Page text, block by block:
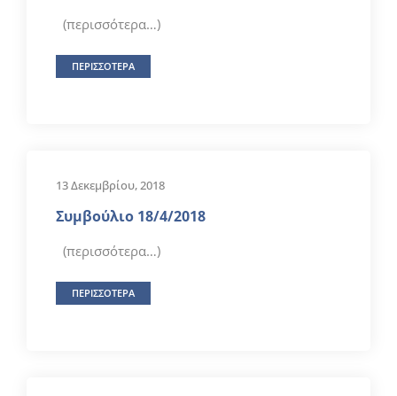
(περισσότερα…)
ΠΕΡΙΣΣΟΤΕΡΑ
13 Δεκεμβρίου, 2018
Συμβούλιο 18/4/2018
(περισσότερα…)
ΠΕΡΙΣΣΟΤΕΡΑ